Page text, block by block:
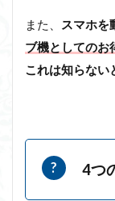
また、 スマホを
ブ機としてのお
これは知らな
4つ